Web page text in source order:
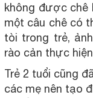
không được chê
một câu chê có
tòi trong trẻ,
rào cản thực
Trẻ 2 tuổi cũng
các mẹ nên tạo